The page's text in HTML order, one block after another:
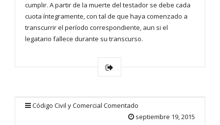
cumplir. A partir de la muerte del testador se debe cada
cuota íntegramente, con tal de que haya comenzado a
transcurrir el período correspondiente, aun si el
legatario fallece durante su transcurso.
Código Civil y Comercial Comentado
septiembre 19, 2015